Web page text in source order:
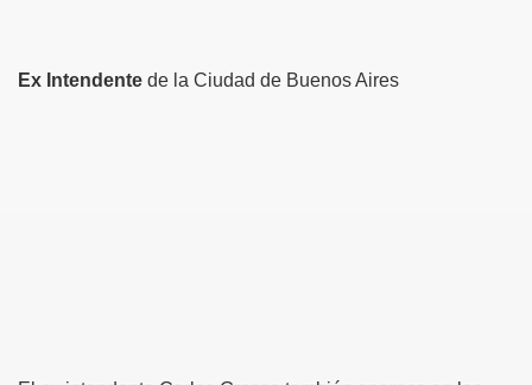
Ex Intendente de la Ciudad de Buenos Aires